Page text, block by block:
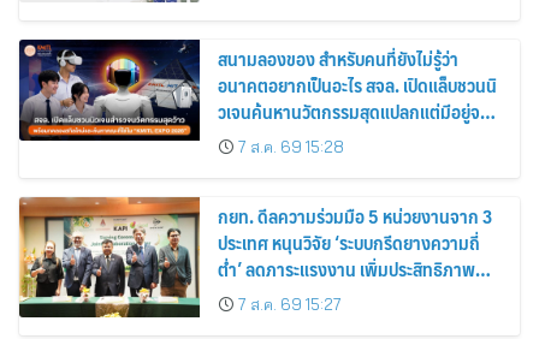
สนามลองของ สำหรับคนที่ยังไม่รู้ว่า
อนาคตอยากเป็นอะไร สจล. เปิดแล็บชวนนิ
วเจนค้นหานวัตกรรมสุดแปลกแต่มีอยู่จริง
พร้อมทดลองสกิลใหม่และค้นหาคณะที่ใช่
ใน “KMITL EXPO 2026”
7 ส.ค. 69 15:28
กยท. ดีลความร่วมมือ 5 หน่วยงานจาก 3
ประเทศ หนุนวิจัย ‘ระบบกรีดยางความถี่
ต่ำ’ ลดภาระแรงงาน เพิ่มประสิทธิภาพ
การจัดการสวนยาง เสริมคุณภาพผลผลิต
ยาง
7 ส.ค. 69 15:27